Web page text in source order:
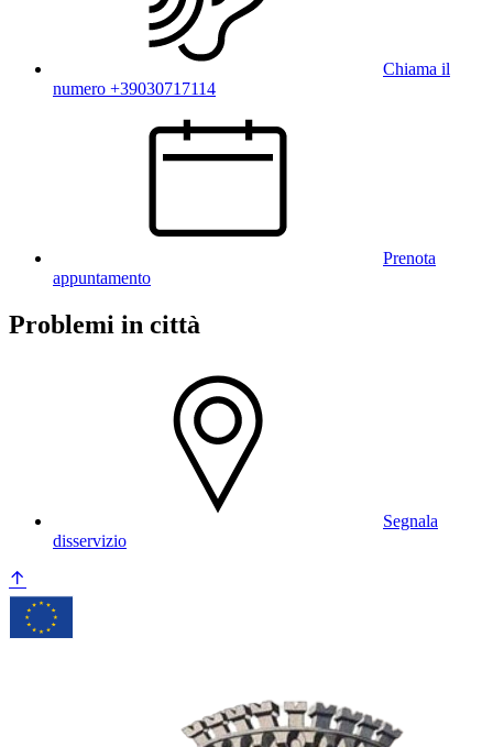
Chiama il
numero +39030717114
Prenota
appuntamento
Problemi in città
Segnala
disservizio